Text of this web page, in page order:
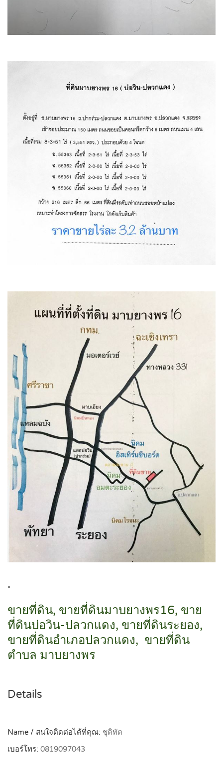
.
ขายที่ดิน, ขายที่ดินมาบยางพร16, ขาย
ที่ดินบ่อวิน-ปลวกแดง, ขายที่ดินระยอง,
ขายที่ดินอำเภอปลวกแดง, ขายที่ดิน
ตำบล มาบยางพร
Details
Name / สนใจติดต่อได้ที่คุณ: ชุติทัต
เบอร์โทร: 0819097043